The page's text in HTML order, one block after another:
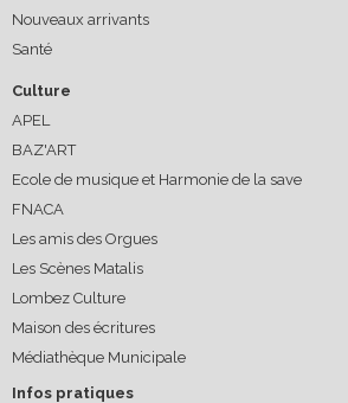
Nouveaux arrivants
Santé
Culture
APEL
BAZ'ART
Ecole de musique et Harmonie de la save
FNACA
Les amis des Orgues
Les Scènes Matalis
Lombez Culture
Maison des écritures
Médiathèque Municipale
Infos pratiques